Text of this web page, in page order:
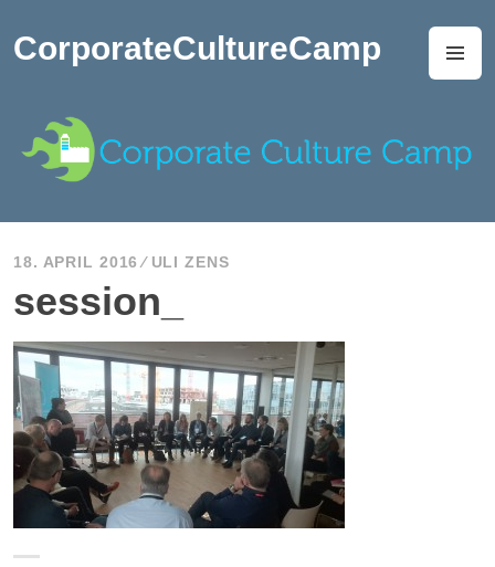
Inhalt
springen
CorporateCultureCamp
18. APRIL 2016 ULI ZENS
session_